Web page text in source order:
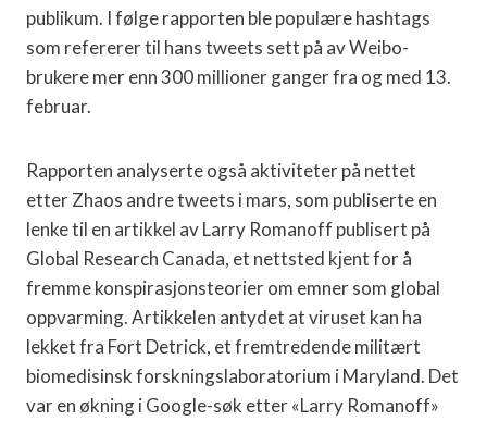
publikum. I følge rapporten ble populære hashtags
som refererer til hans tweets sett på av Weibo-
brukere mer enn 300 millioner ganger fra og med 13.
februar.
Rapporten analyserte også aktiviteter på nettet
etter Zhaos andre tweets i mars, som publiserte en
lenke til en artikkel av Larry Romanoff publisert på
Global Research Canada, et nettsted kjent for å
fremme konspirasjonsteorier om emner som global
oppvarming. Artikkelen antydet at viruset kan ha
lekket fra Fort Detrick, et fremtredende militært
biomedisinsk forskningslaboratorium i Maryland. Det
var en økning i Google-søk etter «Larry Romanoff»